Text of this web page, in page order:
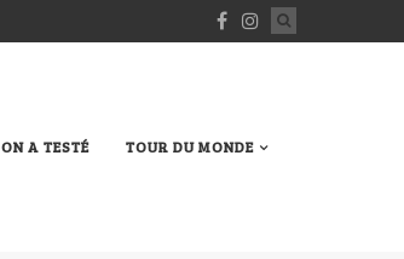
ON A TESTÉ TOUR DU MONDE